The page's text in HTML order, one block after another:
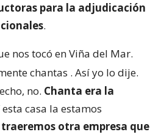
para la adjudicación
.
nos tocó en Viña del Mar.
chantas . Así yo lo dije.
no. Chanta era la
esta casa la estamos
traeremos otra empresa que